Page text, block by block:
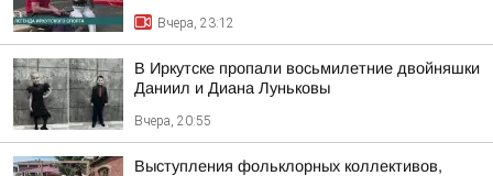
Вчера, 23:12
В Иркутске пропали восьмилетние двойняшки
Даниил и Диана Луньковы
Вчера, 20:55
Выступления фольклорных коллективов,